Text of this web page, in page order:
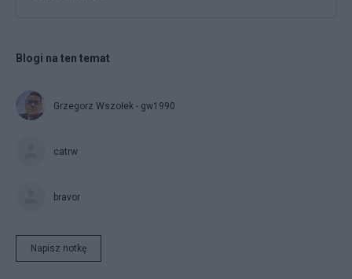
Blogi na ten temat
Grzegorz Wszołek - gw1990
catrw
bravor
Napisz notkę